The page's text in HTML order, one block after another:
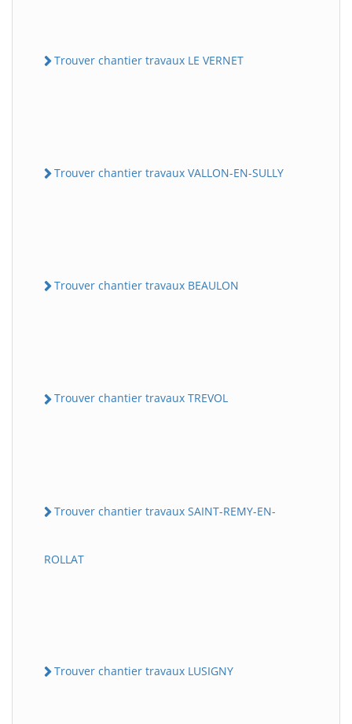
Trouver chantier travaux LE VERNET
Trouver chantier travaux VALLON-EN-SULLY
Trouver chantier travaux BEAULON
Trouver chantier travaux TREVOL
Trouver chantier travaux SAINT-REMY-EN-
ROLLAT
Trouver chantier travaux LUSIGNY